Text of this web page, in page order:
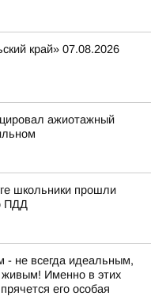
край» 07.08.2026
ажиотажный
школьники прошли
ПДД
- не всегда идеальным,
Именно в этих
его особая